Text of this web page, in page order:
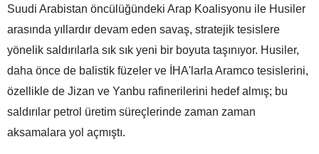
Suudi Arabistan öncülüğündeki Arap Koalisyonu ile Husiler
arasında yıllardır devam eden savaş, stratejik tesislere
yönelik saldırılarla sık sık yeni bir boyuta taşınıyor. Husiler,
daha önce de balistik füzeler ve İHA'larla Aramco tesislerini,
özellikle de Jizan ve Yanbu rafinerilerini hedef almış; bu
saldırılar petrol üretim süreçlerinde zaman zaman
aksamalara yol açmıştı.